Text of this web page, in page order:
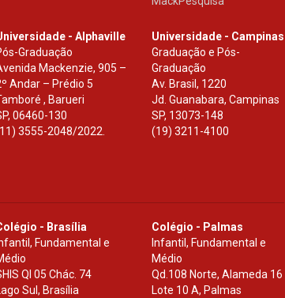
- Alphaville
Graduação
Mackenzie, 905 –
Andar – Prédio 5
, Barueri
, 06460-130
3555-2048/2022.
Universidade - Campinas
Graduação e Pós-
Graduação
Av. Brasil, 1220
Jd. Guanabara, Campinas
SP, 13073-148
(19) 3211-4100
- Brasília
Fundamental e
Ql 05 Chác. 74
Sul, Brasília
Colégio - Palmas
Infantil, Fundamental e
Médio
Qd.108 Norte, Alameda 16
Lote 10 A, Palmas